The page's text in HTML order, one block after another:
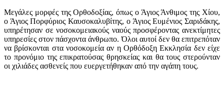
Μεγάλες μορφές της Ορθοδοξίας, όπως ο Άγιος Άνθιμος της Χίου,
ο Άγιος Πορφύριος Καυσοκαλυβίτης, ο Άγιος Ευμένιος Σαριδάκης,
υπηρέτησαν σε νοσοκομειακούς ναούς προσφέροντας ανεκτίμητες
υπηρεσίες στον πάσχοντα άνθρωπο. Όλοι αυτοί δεν θα επιτρεπόταν
να βρίσκονται στα νοσοκομεία αν η Ορθόδοξη Εκκλησία δεν είχε
το προνόμιο της επικρατούσας θρησκείας και θα τους στερούνταν
οι χιλιάδες ασθενείς που ευεργετήθηκαν από την αγάπη τους.